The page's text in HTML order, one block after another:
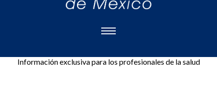
Información exclusiva para los profesionales de la salud